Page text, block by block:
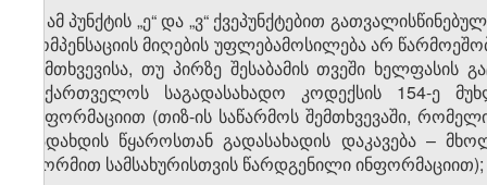
ზ) ამ პუნქტის „ე“ და „ვ“ ქვეპუნქტებით
კომპენსაციის მიღების უფლებამოსილება არ
შემთხვევისა, თუ პირზე შესაბამის თვეში
საქართველოს საგადასახადო კოდექსის 154-ე
ინფორმაციით (თიზ-ის საწარმოს შემთხვევაში,
გადახდის წყაროსთან გადასახადის დაკავება –
ფორმით სამსახურისთვის წარდგენილი ინფორმაციით);